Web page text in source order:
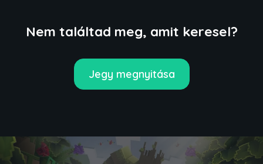
Nem találtad meg, amit keresel?
Jegy megnyitása